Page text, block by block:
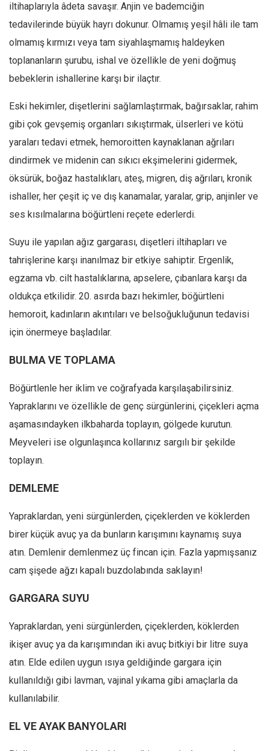
Düşünce
Dosyalar
iltihaplarıyla âdeta savaşır. Anjin ve bademciğin
tedavilerinde büyük hayrı dokunur. Olmamış yeşil hâli ile tam
olmamış kırmızı veya tam siyahlaşmamış haldeyken
toplananların şurubu, ishal ve özellikle de yeni doğmuş
bebeklerin ishallerine karşı bir ilaçtır.
Eski hekimler, dişetlerini sağlamlaştırmak, bağırsaklar, rahim
gibi çok gevşemiş organları sıkıştırmak, ülserleri ve kötü
yaraları tedavi etmek, hemoroitten kaynaklanan ağrıları
dindirmek ve midenin can sıkıcı ekşimelerini gidermek,
öksürük, boğaz hastalıkları, ateş, migren, diş ağrıları, kronik
ishaller, her çeşit iç ve dış kanamalar, yaralar, grip, anjinler ve
ses kısılmalarına böğürtleni reçete ederlerdi.
Suyu ile yapılan ağız gargarası, dişetleri iltihapları ve
tahrişlerine karşı inanılmaz bir etkiye sahiptir. Ergenlik,
egzama vb. cilt hastalıklarına, apselere, çıbanlara karşı da
oldukça etkilidir. 20. asırda bazı hekimler, böğürtleni
hemoroit, kadınların akıntıları ve belsoğukluğunun tedavisi
için önermeye başladılar.
BULMA VE TOPLAMA
Böğürtlenle her iklim ve coğrafyada karşılaşabilirsiniz.
Yapraklarını ve özellikle de genç sürgünlerini, çiçekleri açma
aşamasındayken ilkbaharda toplayın, gölgede kurutun.
Meyveleri ise olgunlaşınca kollarınız sargılı bir şekilde
toplayın.
DEMLEME
Yapraklardan, yeni sürgünlerden, çiçeklerden ve köklerden
birer küçük avuç ya da bunların karışımını kaynamış suya
atın. Demlenir demlenmez üç fincan için. Fazla yapmışsanız
cam şişede ağzı kapalı buzdolabında saklayın!
GARGARA SUYU
Yapraklardan, yeni sürgünlerden, çiçeklerden, köklerden
ikişer avuç ya da karışımından iki avuç bitkiyi bir litre suya
atın. Elde edilen uygun ısıya geldiğinde gargara için
kullanıldığı gibi lavman, vajinal yıkama gibi amaçlarla da
kullanılabilir.
EL VE AYAK BANYOLARI